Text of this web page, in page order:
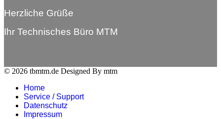
Herzliche Grüße
Ihr Technisches Büro MTM
© 2026 tbmtm.de Designed By mtm
Home
Service / Support
Datenschutz
Impressum